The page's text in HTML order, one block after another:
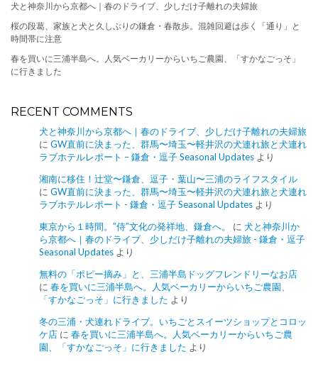
犬と神奈川から京都へ｜春のドライブ、少しだけ子離れの夫婦旅
桜の段葛、家族と犬と久しぶりの鎌倉・春散歩。混雑回避は歩く「通り」と
時間帯に注意
春を買いに三浦半島へ。人気ベーカリーからいちご農園、「すかなごっそ」
に行きました
RECENT COMMENTS
犬と神奈川から京都へ｜春のドライブ、少しだけ子離れの夫婦旅
に GW直前に決まった、群馬〜埼玉〜軽井沢の犬連れ旅と犬連れ
ラブホテルレポート – 鎌倉・逗子 Seasonal Updates より
湘南に移住！辻堂〜鎌倉、逗子・葉山〜三浦のライフスタイル
に GW直前に決まった、群馬〜埼玉〜軽井沢の犬連れ旅と犬連れ
ラブホテルレポート - 鎌倉・逗子 Seasonal Updates より
東京から１時間。”侍”文化の発祥地、鎌倉へ。
に 犬と神奈川か
ら京都へ｜春のドライブ、少しだけ子離れの夫婦旅 - 鎌倉・逗子
Seasonal Updates より
無料の「ポピー摘み」と、三浦半島ドッグフレンドリーなお店
に 春を買いに三浦半島へ。人気ベーカリーからいちご農園、
「すかなごっそ」に行きました より
冬の三浦・犬連れドライブ。いちごとスイーツショップとコロッ
ケ店 に 春を買いに三浦半島へ。人気ベーカリーからいちご農
園、「すかなごっそ」に行きました より